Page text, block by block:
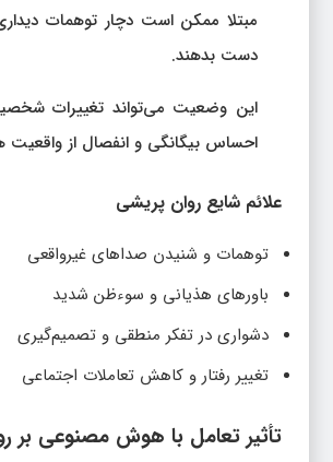
مبتلا ممکن است دچار توهمات
دست بدهند.
این وضعیت می‌تواند تغییرات
احساس بیگانگی و انفصال از واقعیت
علائم شایع روان‌ پریشی
توهمات و شنیدن صداهای غیرواقعی
باورهای هذیانی و سوءظن شدید
دشواری در تفکر منطقی و تصمیم‌گیری
تغییر رفتار و کاهش تعاملات اجتماعی
تأثیر تعامل با هوش مصنوعی بر